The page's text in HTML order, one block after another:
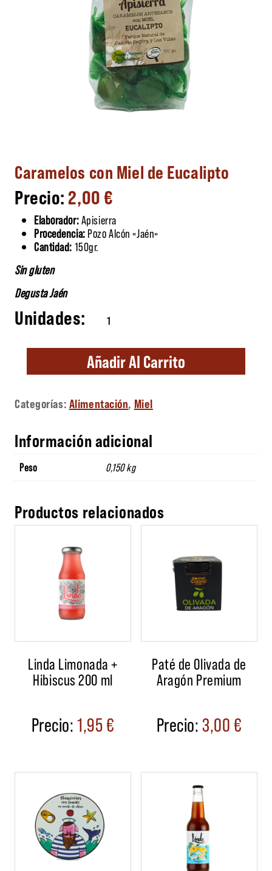
Caramelos con Miel de Eucalipto
2,00€
Elaborador:Apisierra
Procedencia: Pozo Alcón «Jaén»
Cantidad: 150gr.
Sin gluten
Degusta Jaén
Caramelos con Miel de Eucalipto cantidad
Añadir Al Carrito
Categorías: Alimentación, Miel
Información adicional
Peso 0,150 kg
Productos relacionados
Linda Limonada +
Hibiscus 200 ml
1,95€
Paté de Olivada de
Aragón Premium
3,00€